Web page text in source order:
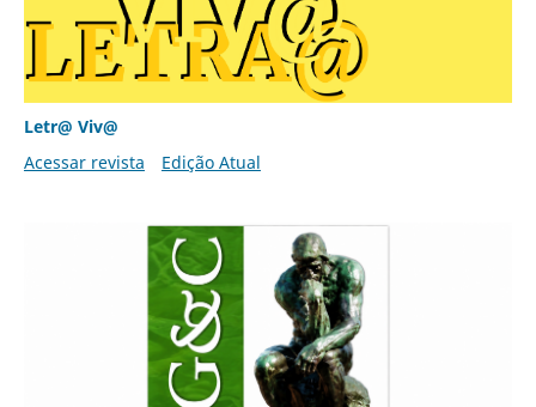
Letr@ Viv@
Acessar revista
Edição Atual